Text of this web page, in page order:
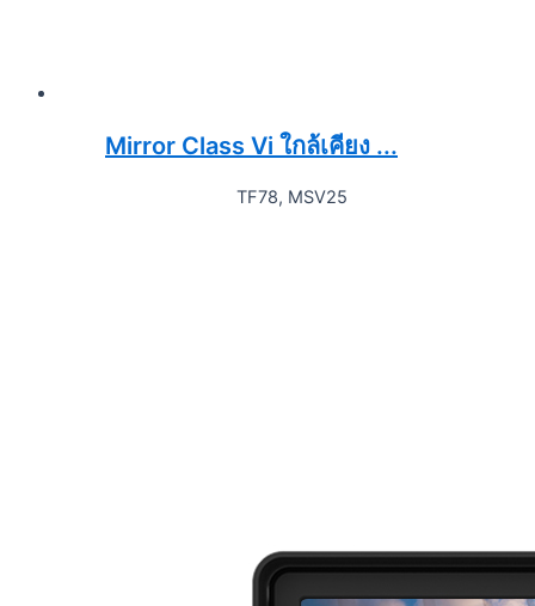
Mirror Class Vi ใกล้เคียง ...
TF78, MSV25